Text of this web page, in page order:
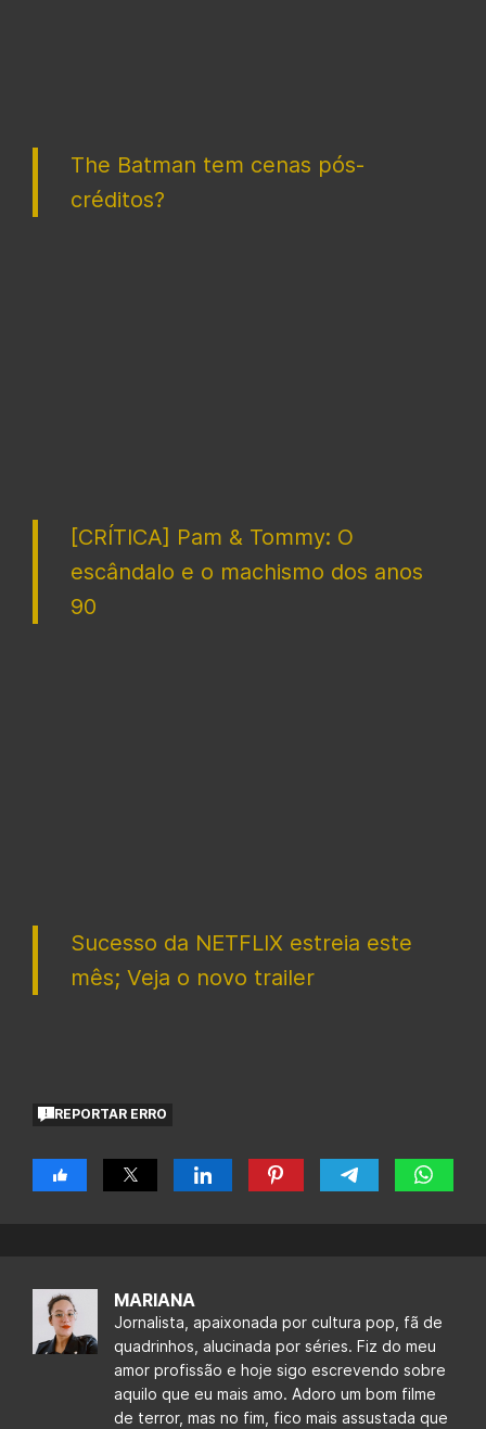
The Batman tem cenas pós-
créditos?
[CRÍTICA] Pam & Tommy: O
escândalo e o machismo dos anos
90
Sucesso da NETFLIX estreia este
mês; Veja o novo trailer
REPORTAR ERRO
MARIANA
Jornalista, apaixonada por cultura pop, fã de
quadrinhos, alucinada por séries. Fiz do meu
amor profissão e hoje sigo escrevendo sobre
aquilo que eu mais amo. Adoro um bom filme
de terror, mas no fim, fico mais assustada que